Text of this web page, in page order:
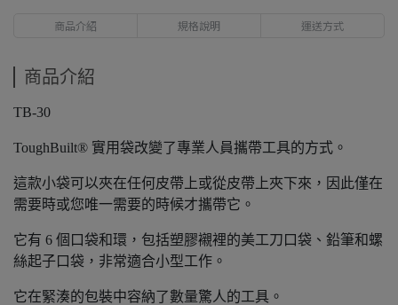
商品介紹 規格說明 運送方式
商品介紹
TB-30
ToughBuilt® 實用袋改變了專業人員攜帶工具的方式。
這款小袋可以夾在任何皮帶上或從皮帶上夾下來，因此僅在
需要時或您唯一需要的時候才攜帶它。
它有 6 個口袋和環，包括塑膠襯裡的美工刀口袋、鉛筆和螺
絲起子口袋，非常適合小型工作。
它在緊湊的包裝中容納了數量驚人的工具。